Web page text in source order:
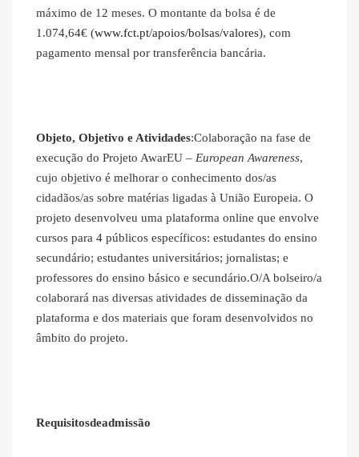
máximo de 12 meses. O montante da bolsa é de
1.074,64€ (www.fct.pt/apoios/bolsas/valores), com
pagamento mensal por transferência bancária.
Objeto, Objetivo e Atividades:Colaboração na fase de
execução do Projeto AwarEU – European Awareness,
cujo objetivo é melhorar o conhecimento dos/as
cidadãos/as sobre matérias ligadas à União Europeia. O
projeto desenvolveu uma plataforma online que envolve
cursos para 4 públicos específicos: estudantes do ensino
secundário; estudantes universitários; jornalistas; e
professores do ensino básico e secundário.O/A bolseiro/a
colaborará nas diversas atividades de disseminação da
plataforma e dos materiais que foram desenvolvidos no
âmbito do projeto.
Requisitosdeadmissão